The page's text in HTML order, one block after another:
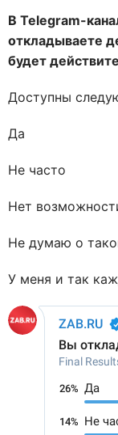
В Telegram-
откладываете
будет
Доступны
Да
Не часто
Нет
Не думаю о
У меня и так